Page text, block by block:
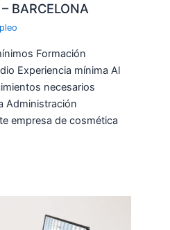
BARCELONA
Formación
Experiencia mínima Al
necesarios
Administración
empresa de cosmética